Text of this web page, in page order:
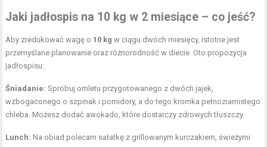
Jaki jadłospis na 10 kg w 2 miesiące – co jeść?
Aby zredukować wagę o 10 kg w ciągu dwóch miesięcy, istotne jest
przemyślane planowanie oraz różnorodność w diecie. Oto propozycja
jadłospisu:
Śniadanie: Spróbuj omletu przygotowanego z dwóch jajek,
wzbogaconego o szpinak i pomidory, a do tego kromka pełnoziarnistego
chleba. Możesz dodać awokado, które dostarczy zdrowych tłuszczy.
Lunch: Na obiad polecam sałatkę z grillowanym kurczakiem, świeżymi